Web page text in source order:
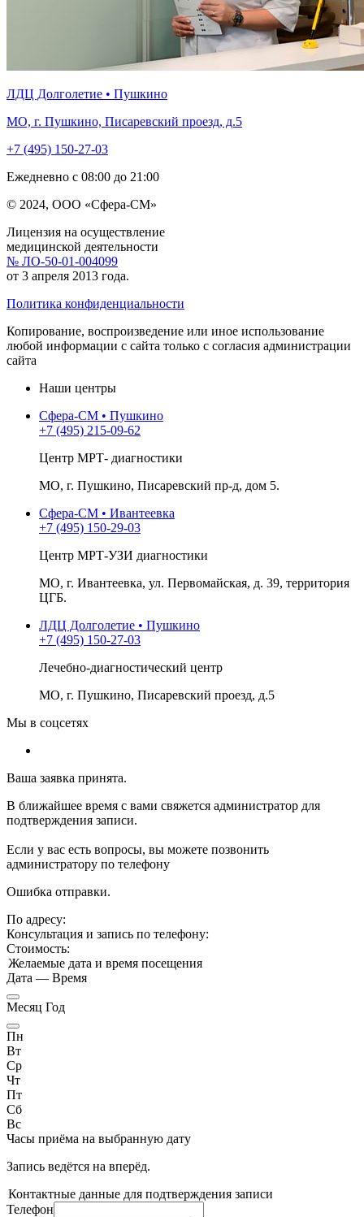
ЛДЦ Долголетие • Пушкино
МО, г. Пушкино, Писаревский проезд, д.5
+7 (495) 150-27-03
Ежедневно с 08:00 до 21:00
© 2024, ООО «Сфера-СМ»
Лицензия на осуществление
медицинской деятельности
№ ЛО-50-01-004099
от 3 апреля 2013 года.
Политика конфиденциальности
Копирование, воспроизведение или иное использование
любой информации с сайта только с согласия администрации
сайта
Наши центры
Сфера-СМ • Пушкино
+7 (495) 215-09-62
Центр МРТ- диагностики
МО, г. Пушкино, Писаревский пр-д, дом 5.
Сфера-СМ • Ивантеевка
+7 (495) 150-29-03
Центр МРТ-УЗИ диагностики
МО, г. Ивантеевка, ул. Первомайская, д. 39, территория
ЦГБ.
ЛДЦ Долголетие • Пушкино
+7 (495) 150-27-03
Лечебно-диагностический центр
МО, г. Пушкино, Писаревский проезд, д.5
Мы в соцсетях
Ваша заявка принята.
В ближайшее время с вами свяжется администратор для
подтверждения записи.
Если у вас есть вопросы, вы можете позвонить
администратору по телефону
Ошибка отправки.
По адресу:
Консультация и запись по телефону:
Стоимость:
Желаемые дата и время посещения
Дата — Время
Месяц Год
Пн
Вт
Ср
Чт
Пт
Сб
Вс
Часы приёма на выбранную дату
Запись ведётся на вперёд.
Контактные данные для подтверждения записи
Телефон